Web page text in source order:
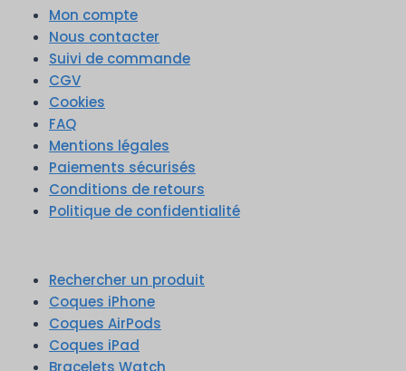
Mon compte
Nous contacter
Suivi de commande
CGV
Cookies
FAQ
Mentions légales
Paiements sécurisés
Conditions de retours
Politique de confidentialité
Rechercher un produit
Coques iPhone
Coques AirPods
Coques iPad
Bracelets Watch